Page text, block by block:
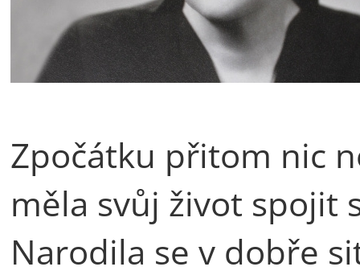
Zpočátku přitom nic
měla svůj život spojit
Narodila se v dobře